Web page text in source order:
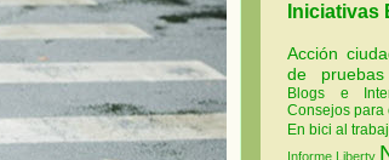
Iniciativas
Acción
de pruebas
Blogs e
Consejos para
En bici al
Informe Liberty